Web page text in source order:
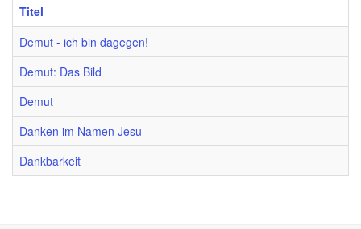
Titel
Demut - ich bin dagegen!
Demut: Das Bild
Demut
Danken im Namen Jesu
Dankbarkeit